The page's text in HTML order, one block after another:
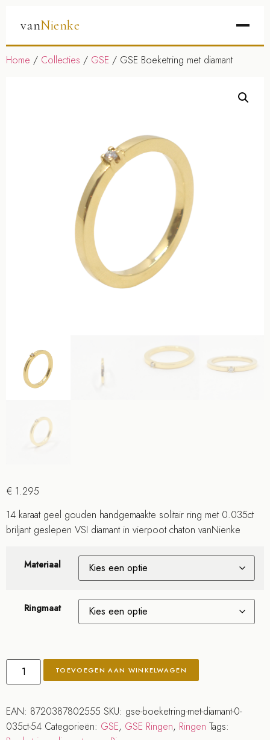
vanNienke
Home / Collecties / GSE / GSE Boeketring met diamant
€ 1.295
14 karaat geel gouden handgemaakte solitair ring met 0.035ct
briljant geslepen VSI diamant in vierpoot chaton vanNienke
Materiaal
Ringmaat
TOEVOEGEN AAN WINKELWAGEN
EAN: 8720387802555 SKU: gse-boeketring-met-diamant-0-
035ct-54 Categorieën: GSE, GSE Ringen, Ringen Tags: